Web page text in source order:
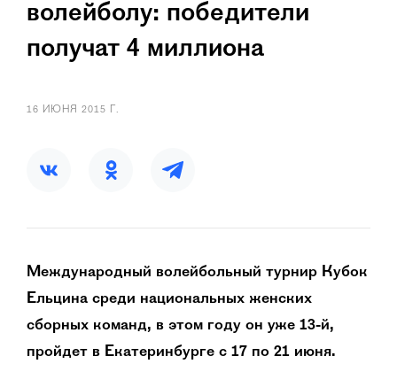
волейболу: победители
получат 4 миллиона
16 ИЮНЯ 2015 Г.
Международный волейбольный турнир Кубок
Ельцина среди национальных женских
сборных команд, в этом году он уже 13-й,
пройдет в Екатеринбурге с 17 по 21 июня.